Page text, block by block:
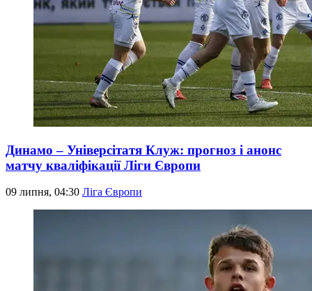
Динамо – Універсітатя Клуж: прогноз і анонс
матчу кваліфікації Ліги Європи
09 липня, 04:30 Ліга Європи